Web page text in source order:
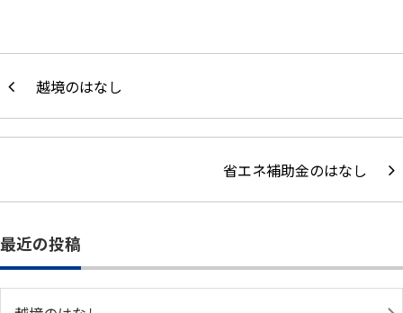
越境のはなし
省エネ補助金のはなし
最近の投稿